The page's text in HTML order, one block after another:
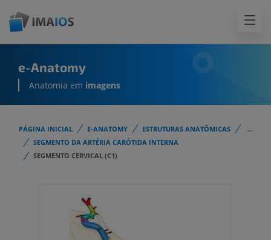
e-Anatomy
Anatomia em imagens
PÁGINA INICIAL E-ANATOMY ESTRUTURAS ANATÔMICAS
...
SEGMENTO DA ARTÉRIA CARÓTIDA INTERNA
SEGMENTO CERVICAL (C1)